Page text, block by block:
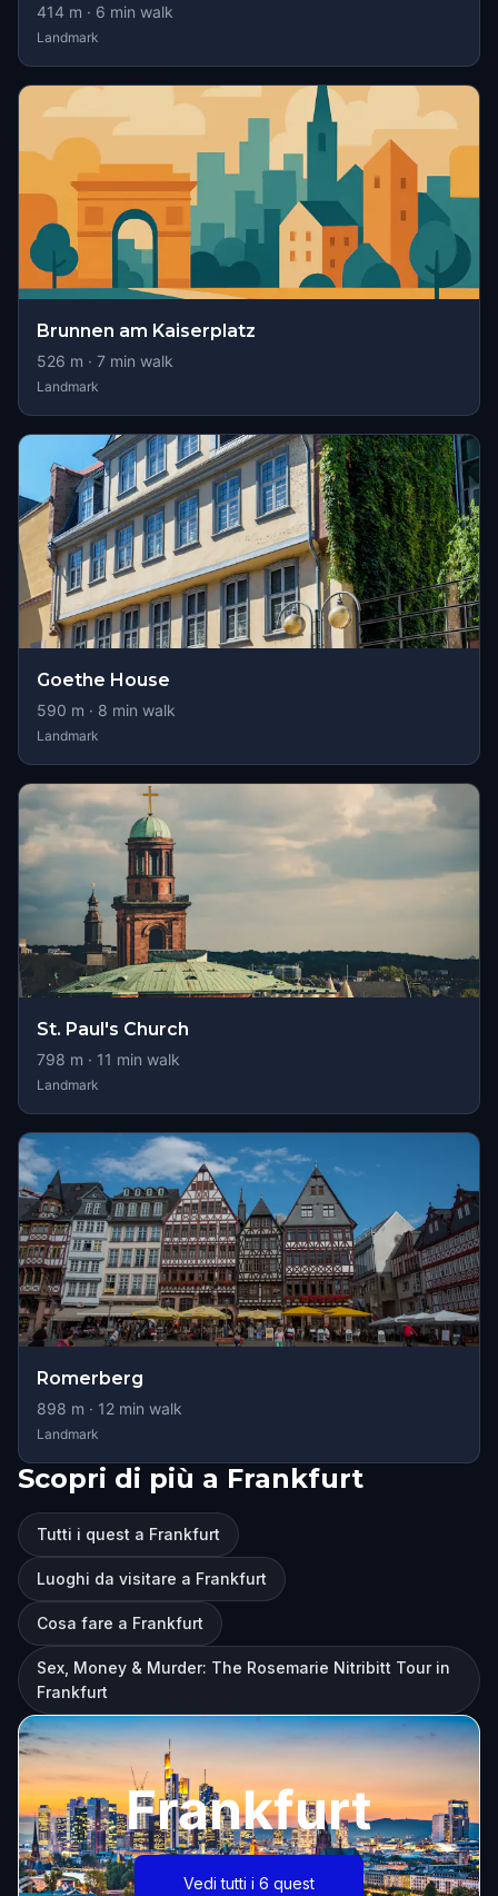
414 m · 6 min walk
Landmark
Brunnen am Kaiserplatz
526 m · 7 min walk
Landmark
Goethe House
590 m · 8 min walk
Landmark
St. Paul's Church
798 m · 11 min walk
Landmark
Romerberg
898 m · 12 min walk
Landmark
Scopri di più a Frankfurt
Tutti i quest a Frankfurt
Luoghi da visitare a Frankfurt
Cosa fare a Frankfurt
Sex, Money & Murder: The Rosemarie Nitribitt Tour in
Frankfurt
Frankfurt
Vedi tutti i 6 quest